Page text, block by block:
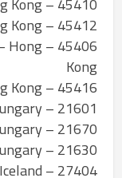
45412 – Peoples Telephone – Hong Kong
– Hong
Kong
45416 – Sunday Comms – Hong Kong
21601 – Pannon GSM – Hungary
21670 – Vodaphone – Hungary
21630 – Westel 900 GSM Mobile – Hungary
27404 – Viking Wireless – Iceland